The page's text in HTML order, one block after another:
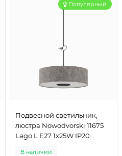
Популярный
Подвесной светильник,
люстра Nowodvorski 11675
Lago L E27 1x25W IP20
В наличии